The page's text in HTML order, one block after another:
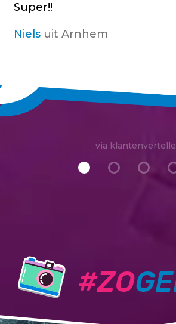
Super!!
Niels uit Arnhem
via
#ZO